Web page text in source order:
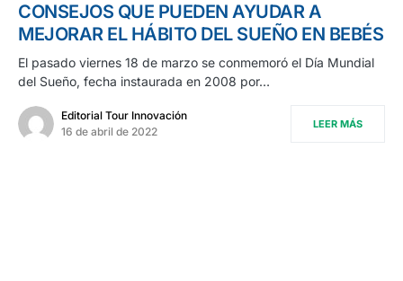
CONSEJOS QUE PUEDEN AYUDAR A
MEJORAR EL HÁBITO DEL SUEÑO EN BEBÉS
El pasado viernes 18 de marzo se conmemoró el Día Mundial
del Sueño, fecha instaurada en 2008 por…
Editorial Tour Innovación
16 de abril de 2022
LEER MÁS